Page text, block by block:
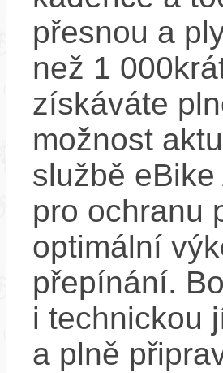
přesnou a
než 1
získáváte
možnost
službě
pro ochranu
optimální
přepínání.
i technickou
a plně